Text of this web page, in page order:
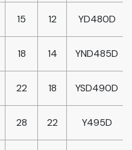
15 12 YD480D
18 14 YND485D
22 18 YSD490D
28 22 Y495D